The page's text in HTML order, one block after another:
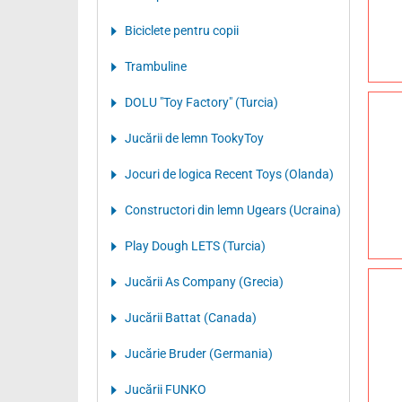
Biciclete pentru copii
Trambuline
DOLU "Toy Factory" (Turcia)
Jucării de lemn TookyToy
Jocuri de logica Recent Toys (Olanda)
Constructori din lemn Ugears (Ucraina)
Play Dough LETS (Turcia)
Jucării As Company (Grecia)
Jucării Battat (Canada)
Jucărie Bruder (Germania)
Jucării FUNKO